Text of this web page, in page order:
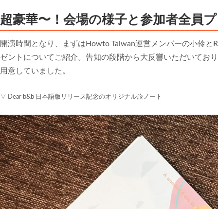
超豪華〜！会場の様子と参加者全員
開演時間となり、まずはHowto Taiwan運営メンバーの小伶
ゼントについてご紹介。告知の段階から大反響いただいてお
用意していました。
▽ Dear b&b 日本語版リリース記念のオリジナル旅ノート